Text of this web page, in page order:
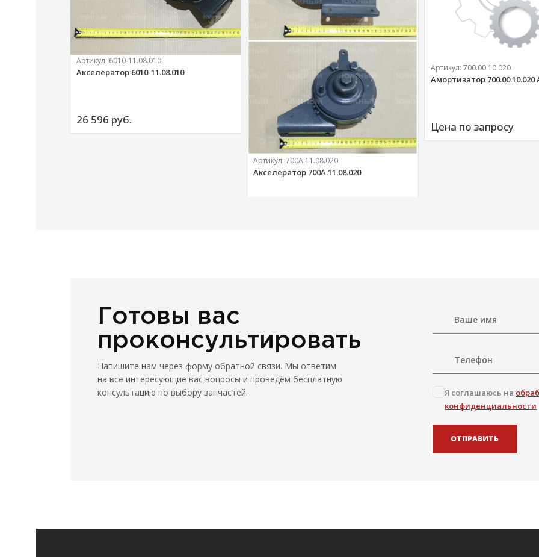
Артикул: 6010-11.08.010
Акселератор 6010-11.08.010
26 596 руб.
Артикул:700А.11.08.020
Акселератор 700А.11.08.020
Артикул:700.00.10.020
Амортизатор
Цена по запросу
Готовы вас
проконсультировать
Напишите нам через форму обратной связи. Мы ответим
на все интересующие вас вопросы и проведём бесплатную
консультацию по выбору запчастей.
Я соглашаюсь на
конфиденциальности
ОТПРАВИТЬ